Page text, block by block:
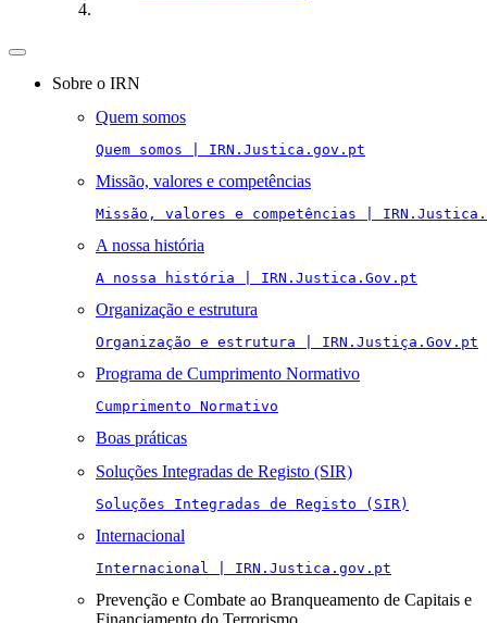
Toggle
navigationSobre o IRN
Quem somos
Quem somos | IRN.Justica.gov.pt
Missão, valores e competências
Missão, valores e competências |
A nossa história
A nossa história | IRN.Justica.Gov.pt
Organização e estrutura
Organização e estrutura | IRN.Justiça.Gov.pt
Programa de Cumprimento Normativo
Cumprimento Normativo
Boas práticas
Soluções Integradas de Registo (SIR)
Soluções Integradas de Registo (SIR)
Internacional
Internacional | IRN.Justica.gov.pt
Prevenção e Combate ao Branqueamento de Capitais e
Financiamento do Terrorismo